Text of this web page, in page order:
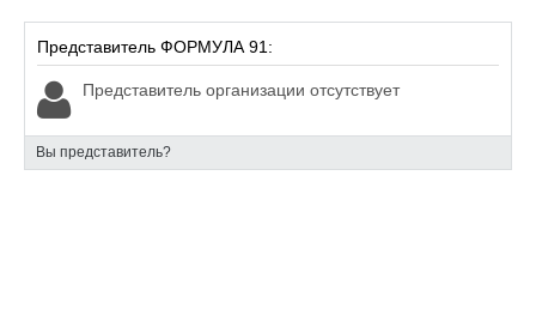
Представитель ФОРМУЛА 91:
Представитель организации отсутствует
Вы представитель?